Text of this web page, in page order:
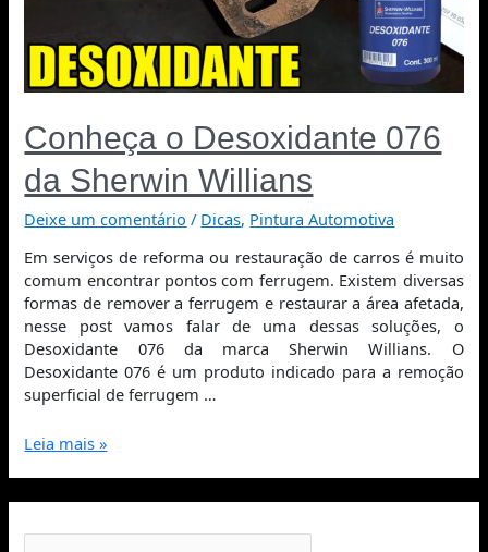
Conheça o Desoxidante 076
da Sherwin Willians
Deixe um comentário / Dicas, Pintura Automotiva
Em serviços de reforma ou restauração de carros é muito
comum encontrar pontos com ferrugem. Existem diversas
formas de remover a ferrugem e restaurar a área afetada,
nesse post vamos falar de uma dessas soluções, o
Desoxidante 076 da marca Sherwin Willians. O
Desoxidante 076 é um produto indicado para a remoção
superficial de ferrugem …
Leia mais »